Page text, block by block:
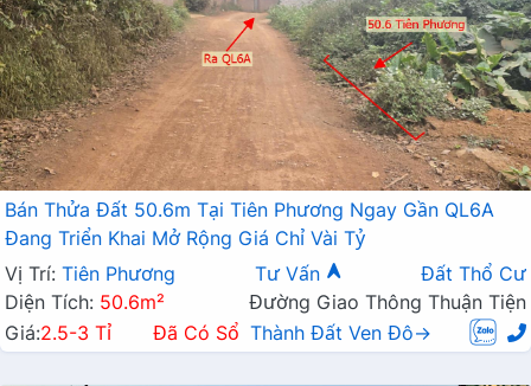
Bán Thửa Đất 50.6m Tại Tiên Phương Ngay Gần QL6A
Đang Triển Khai Mở Rộng Giá Chỉ Vài Tỷ
Vị Trí: Tiên Phương Tư Vấn
Đất Thổ Cư
Diện Tích: 50.6m²
Đường Giao Thông Thuận Tiện
Giá:2.5-3 Tỉ Đã Có Sổ Thành Đất Ven Đô→